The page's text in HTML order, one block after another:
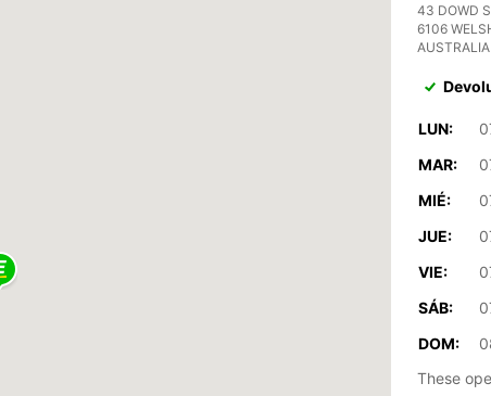
43 DOWD
6106
AUSTRALIA
LUN:
MAR:
MIÉ:
JUE:
VIE:
SÁB:
DOM:
These